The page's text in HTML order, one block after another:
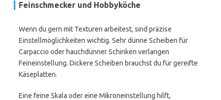
Feinschmecker und Hobbyköche
Wenn du gern mit Texturen arbeitest, sind präzise
Einstellmöglichkeiten wichtig. Sehr dünne Scheiben für
Carpaccio oder hauchdünner Schinken verlangen
Feineinstellung. Dickere Scheiben brauchst du für gereifte
Käseplatten.
Eine feine Skala oder eine Mikroneinstellung hilft,